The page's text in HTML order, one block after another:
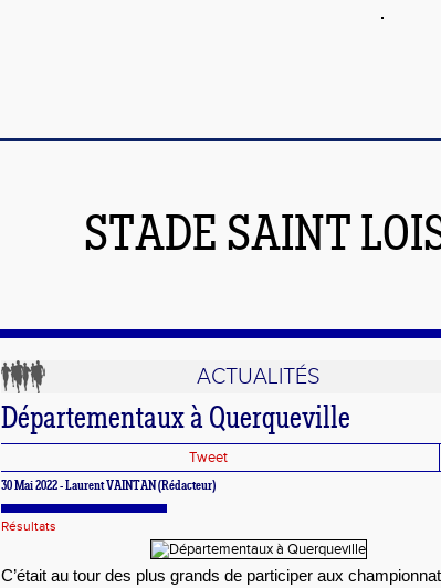
STADE SAINT
ACTUALITÉS
Départementaux à Querqueville
Tweet
30 Mai 2022 - Laurent VAINTAN (Rédacteur)
Résultats
C’était au tour des plus grands de participer aux